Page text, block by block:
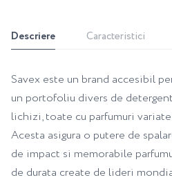
Descriere Caracteristici
Savex este un brand accesibil
un portofoliu divers de
lichizi, toate cu parfumuri
Acesta asigura o putere de
de impact si memorabile
de durata create de lideri